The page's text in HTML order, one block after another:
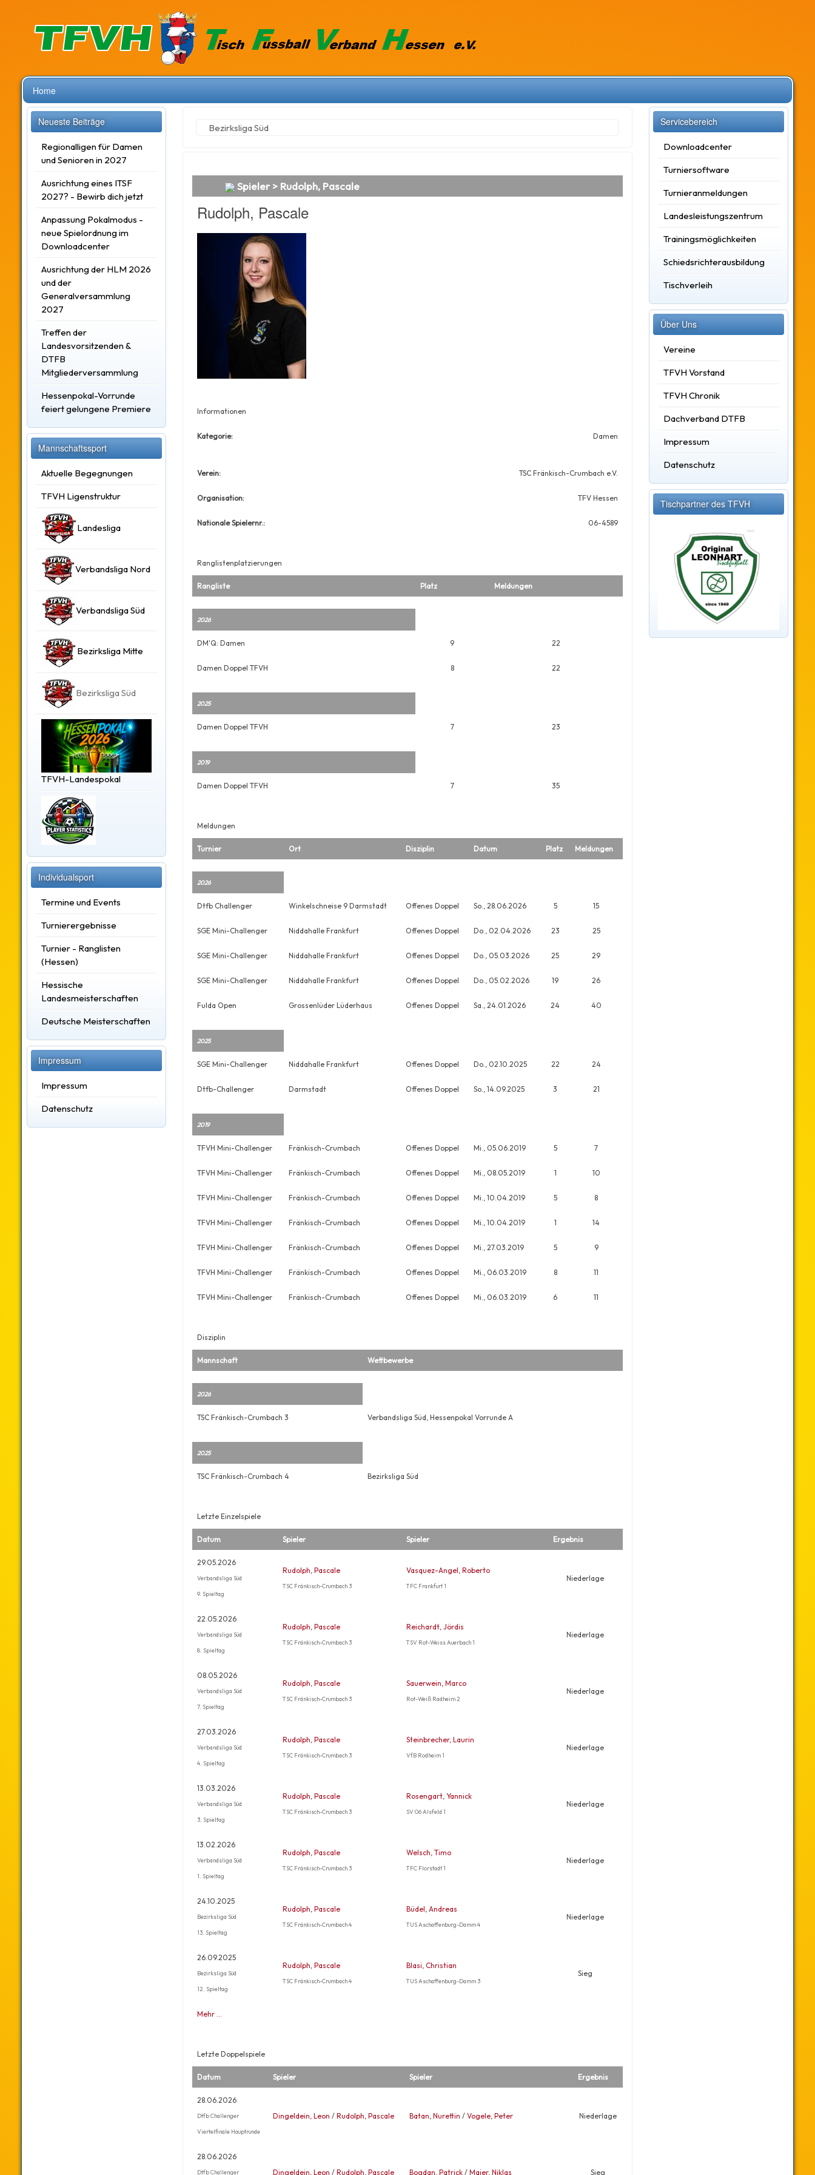
Home
Neueste Beiträge
Regionalligen für Damen
und Senioren in 2027
Ausrichtung eines ITSF
2027? - Bewirb dich jetzt
Anpassung Pokalmodus -
neue Spielordnung im
Downloadcenter
Ausrichtung der HLM 2026
und der
Generalversammlung
2027
Treffen der
Landesvorsitzenden &
DTFB
Mitgliederversammlung
Hessenpokal-Vorrunde
feiert gelungene Premiere
Mannschaftssport
Aktuelle Begegnungen
TFVH Ligenstruktur
Landesliga
Verbandsliga Nord
Verbandsliga Süd
Bezirksliga Mitte
Bezirksliga Süd
TFVH-Landespokal
Individualsport
Termine und Events
Turnierergebnisse
Turnier - Ranglisten
(Hessen)
Hessische
Landesmeisterschaften
Deutsche Meisterschaften
Impressum
Impressum
Datenschutz
Bezirksliga Süd
Spieler > Rudolph, Pascale
Rudolph, Pascale
Informationen
Kategorie: Damen
Verein: TSC Fränkisch-Crumbach e.V.
Organisation: TFV Hessen
Nationale Spielernr.: 06-4589
Ranglistenplatzierungen
Rangliste Platz Meldungen
2026
DM'Q: Damen 9 22
Damen Doppel TFVH 8 22
2025
Damen Doppel TFVH 7 23
2019
Damen Doppel TFVH 7 35
Meldungen
Turnier Ort Disziplin Datum Platz Meldungen
2026
Dtfb Challenger Winkelschneise 9 Darmstadt Offenes Doppel So., 28.06.2026 5 15
SGE Mini-Challenger Niddahalle Frankfurt Offenes Doppel Do., 02.04.2026 23 25
SGE Mini-Challenger Niddahalle Frankfurt Offenes Doppel Do., 05.03.2026 25 29
SGE Mini-Challenger Niddahalle Frankfurt Offenes Doppel Do., 05.02.2026 19 26
Fulda Open Grossenlüder Lüderhaus Offenes Doppel Sa., 24.01.2026 24 40
2025
SGE Mini-Challenger Niddahalle Frankfurt Offenes Doppel Do., 02.10.2025 22 24
Dtfb-Challenger Darmstadt Offenes Doppel So., 14.09.2025 3 21
2019
TFVH Mini-Challenger Fränkisch-Crumbach Offenes Doppel Mi., 05.06.2019 5 7
TFVH Mini-Challenger Fränkisch-Crumbach Offenes Doppel Mi., 08.05.2019 1 10
TFVH Mini-Challenger Fränkisch-Crumbach Offenes Doppel Mi., 10.04.2019 5 8
TFVH Mini-Challenger Fränkisch-Crumbach Offenes Doppel Mi., 10.04.2019 1 14
TFVH Mini-Challenger Fränkisch-Crumbach Offenes Doppel Mi., 27.03.2019 5 9
TFVH Mini-Challenger Fränkisch-Crumbach Offenes Doppel Mi., 06.03.2019 8 11
TFVH Mini-Challenger Fränkisch-Crumbach Offenes Doppel Mi., 06.03.2019 6 11
Disziplin
Mannschaft Wettbewerbe
2026
TSC Fränkisch-Crumbach 3 Verbandsliga Süd, Hessenpokal Vorrunde A
2025
TSC Fränkisch-Crumbach 4 Bezirksliga Süd
Letzte Einzelspiele
Datum Spieler Spieler Ergebnis
29.05.2026
Verbandsliga Süd
9. Spieltag
Rudolph, Pascale
TSC Fränkisch-Crumbach 3
Vasquez-Angel, Roberto
TFC Frankfurt 1
Niederlage
22.05.2026
Verbandsliga Süd
8. Spieltag
Rudolph, Pascale
TSC Fränkisch-Crumbach 3
Reichardt, Jördis
TSV Rot-Weiss Auerbach 1
Niederlage
08.05.2026
Verbandsliga Süd
7. Spieltag
Rudolph, Pascale
TSC Fränkisch-Crumbach 3
Sauerwein, Marco
Rot-Weiß Radheim 2
Niederlage
27.03.2026
Verbandsliga Süd
4. Spieltag
Rudolph, Pascale
TSC Fränkisch-Crumbach 3
Steinbrecher, Laurin
VfB Rodheim 1
Niederlage
13.03.2026
Verbandsliga Süd
3. Spieltag
Rudolph, Pascale
TSC Fränkisch-Crumbach 3
Rosengart, Yannick
SV 06 Alsfeld 1
Niederlage
13.02.2026
Verbandsliga Süd
1. Spieltag
Rudolph, Pascale
TSC Fränkisch-Crumbach 3
Welsch, Timo
TFC Florstadt 1
Niederlage
24.10.2025
Bezirksliga Süd
13. Spieltag
Rudolph, Pascale
TSC Fränkisch-Crumbach 4
Büdel, Andreas
TUS Aschaffenburg-Damm 4
Niederlage
26.09.2025
Bezirksliga Süd
12. Spieltag
Rudolph, Pascale
TSC Fränkisch-Crumbach 4
Blasi, Christian
TUS Aschaffenburg-Damm 3
Sieg
Mehr …
Letzte Doppelspiele
Datum Spieler Spieler Ergebnis
28.06.2026
Dtfb Challenger
Viertelfinale Hauptrunde
Dingeldein, Leon / Rudolph, Pascale Batan, Nurettin / Vogele, Peter Niederlage
28.06.2026
Dtfb Challenger Dingeldein, Leon / Rudolph, Pascale Bogdan, Patrick/ Maier, Niklas Sieg
Servicebereich
Downloadcenter
Turniersoftware
Turnieranmeldungen
Landesleistungszentrum
Trainingsmöglichkeiten
Schiedsrichterausbildung
Tischverleih
Über Uns
Vereine
TFVH Vorstand
TFVH Chronik
Dachverband DTFB
Impressum
Datenschutz
Tischpartner des TFVH